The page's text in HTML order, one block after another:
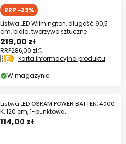
RRP -23%
Listwa LED Wilmington, długość 90,5
cm, biała, tworzywo sztuczne
219,00 zł
RRP286,00 zł
Karta informacyjna produktu
W magazynie
Listwa LED OSRAM POWER BATTEN, 4000
K, 120 cm, 1-punktowa.
114,00 zł